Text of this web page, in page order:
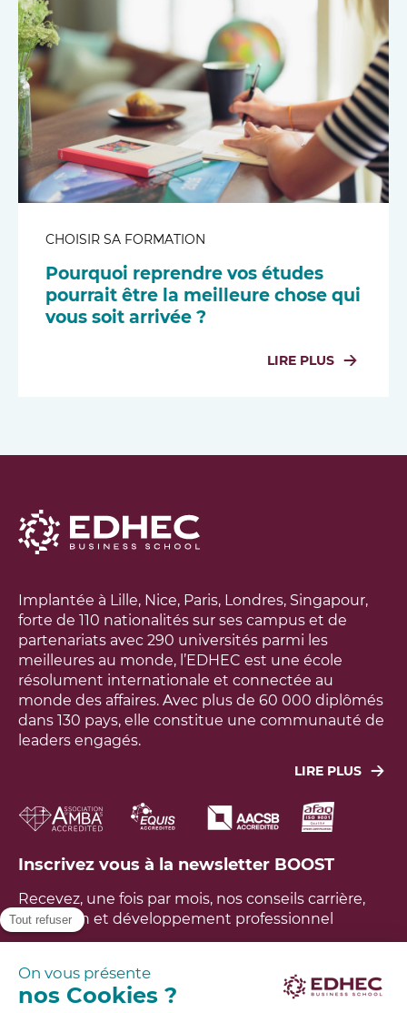
CHOISIR SA FORMATION
Pourquoi reprendre vos études
pourrait être la meilleure chose qui
vous soit arrivée ?
LIRE PLUS
Implantée à Lille, Nice, Paris, Londres, Singapour,
forte de 110 nationalités sur ses campus et de
partenariats avec 290 universités parmi les
meilleures au monde, l’EDHEC est une école
résolument internationale et connectée au
monde des affaires. Avec plus de 60 000 diplômés
dans 130 pays, elle constitue une communauté de
leaders engagés.
LIRE PLUS
aux grands défis économiques, sociaux,
technologiques et environnementaux du monde.
une recherche utile à la société, aux entreprises et
aux étudiants. L’EDHEC est ainsi aujourd’hui tout à
la fois un lieu d’excellence, d’innovation,
d’expérience et de diversité, propre à impacter les
bouleversement. Avoir un impact positif sur le
monde est notre raison d’être.
En savoir plus
Inscrivez vous à la newsletter BOOST
Recevez, une fois par mois, nos conseils carrière,
formation et développement professionnel